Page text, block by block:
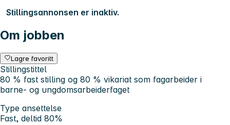
Stillingsannonsen er inaktiv.
Om jobben
Lagre favoritt
Stillingstittel
80 % fast stilling og 80 % vikariat som fagarbeider i
barne- og ungdomsarbeiderfaget
Type ansettelse
Fast, deltid 80%